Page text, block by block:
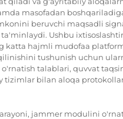
masofadan
beruvchi maqsadli
Ushbu
katta hajmli mudofaa
tushunish uchun
o'rnatish talablari, quvvat
tizimlar bilan aloqa
jammer modulini